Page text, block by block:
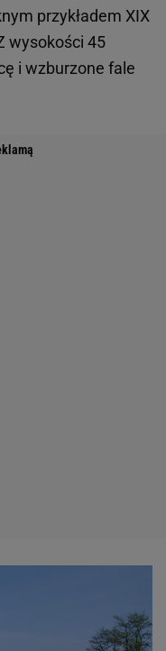
przykładem XIX
wysokości 45
i wzburzone fale